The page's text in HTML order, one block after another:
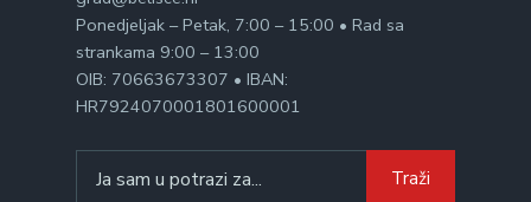
Ponedjeljak – Petak, 7:00 – 15:00 • Rad sa
strankama 9:00 – 13:00
OIB: 70663673307 • IBAN:
HR7924070001801600001
for:
Traži